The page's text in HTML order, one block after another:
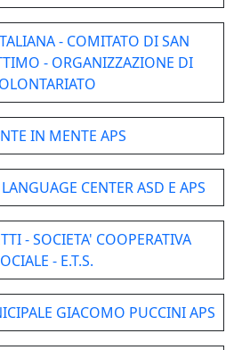
- COMITATO DI SAN
- ORGANIZZAZIONE DI
IN MENTE APS
CENTER ASD E APS
- SOCIETA' COOPERATIVA
- E.T.S.
GIACOMO PUCCINI APS